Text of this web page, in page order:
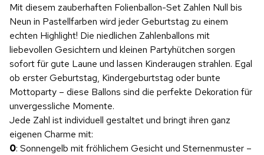
Mit diesem zauberhaften Folienballon-Set Zahlen Null bis
Neun in Pastellfarben wird jeder Geburtstag zu einem
echten Highlight! Die niedlichen Zahlenballons mit
liebevollen Gesichtern und kleinen Partyhütchen sorgen
sofort für gute Laune und lassen Kinderaugen strahlen. Egal
ob erster Geburtstag, Kindergeburtstag oder bunte
Mottoparty – diese Ballons sind die perfekte Dekoration für
unvergessliche Momente.
Jede Zahl ist individuell gestaltet und bringt ihren ganz
eigenen Charme mit:
0: Sonnengelb mit fröhlichem Gesicht und Sternenmuster –